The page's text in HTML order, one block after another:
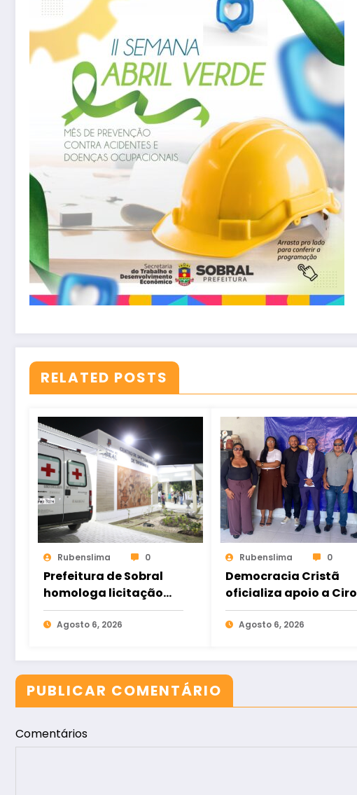
RELATED POSTS
Rubenslima 0
Prefeitura de Sobral
homologa licitação
para construção do
Hospital de Taperuaba
Agosto 6, 2026
Rubenslima 0
Democracia Cristã
oficializa apoio a Ciro
Gomes e amplia
aliança da oposição
Agosto 6, 2026
PUBLICAR COMENTÁRIO
Comentários